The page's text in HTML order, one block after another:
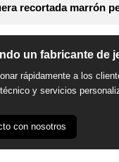
recortada marrón
un fabricante de
rápidamente a los
y servicios
con nosotros